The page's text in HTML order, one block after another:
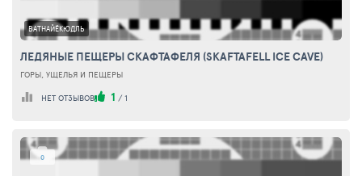
ВАТНАЙЁКЮДЛЬ
ЛЕДЯНЫЕ ПЕЩЕРЫ СКАФТАФЕЛЯ (SKAFTAFELL ICE CAVE)
ГОРЫ, УЩЕЛЬЯ И ПЕЩЕРЫ
НЕТ ОТЗЫВОВ 1 / 1
0